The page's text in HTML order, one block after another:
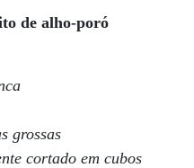
de alho-poró
grossas
cortado em cubos